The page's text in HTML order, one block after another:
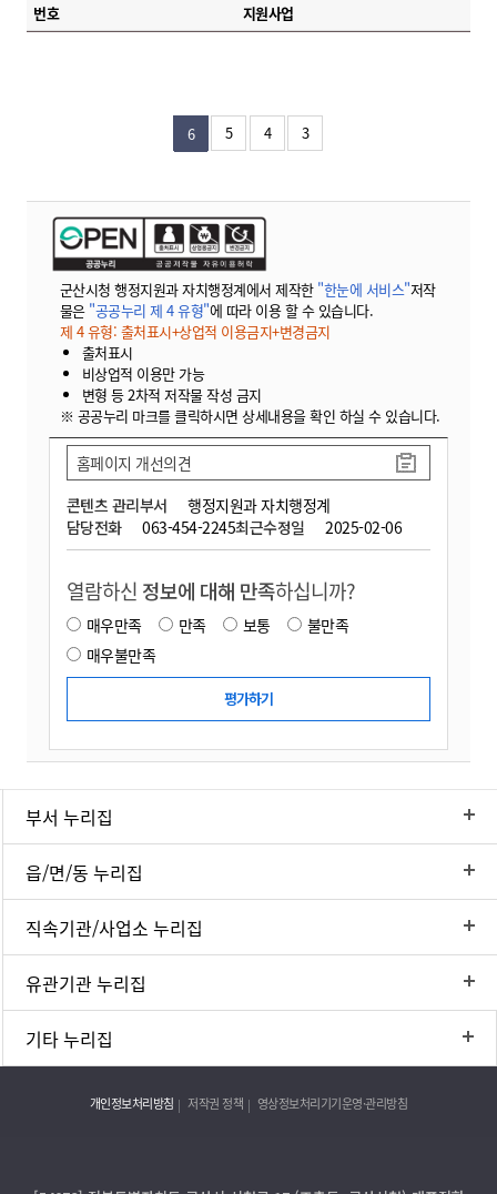
번호 지원사업
6 5 4 3
군산시청 행정지원과 자치행정계에서 제작한 "한눈에 서비스"저작
물은 "공공누리 제 4 유형"에 따라 이용 할 수 있습니다.
제 4 유형: 출처표시+상업적 이용금지+변경금지
출처표시
비상업적 이용만 가능
변형 등 2차적 저작물 작성 금지
※ 공공누리 마크를 클릭하시면 상세내용을 확인 하실 수 있습니다.
콘텐츠 관리부서
행정지원과 자치행정계
담당전화
063-454-2245최근수정일 2025-02-06
홈페이지 개선의견
열람하신 정보에 대해 만족하십니까?
매우만족 만족 보통
불만족
매우불만족
부서 누리집
읍/면/동 누리집
직속기관/사업소 누리집
유관기관 누리집
기타 누리집
개인정보처리방침 저작권 정책 영상정보처리기기운영·관리방침